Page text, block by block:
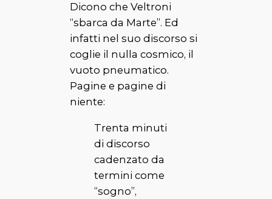
Dicono che Veltroni
“sbarca da Marte”. Ed
infatti nel suo discorso si
coglie il nulla cosmico, il
vuoto pneumatico.
Pagine e pagine di
niente:
Trenta minuti
di discorso
cadenzato da
termini come
“sogno”,